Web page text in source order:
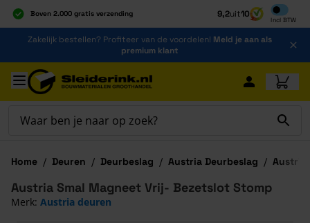
Boven 2.000 gratis verzending
Al 40 jaar dé specialist
Alles onder één dak
9,2uit10
Incl BTW
Inclusief
Ga naar de inhoud
Zakelijk bestellen? Profiteer van de voordelen! Meld je aan als
premium klant
Ga naar hoofdinhoud
Home / Deuren / Deurbeslag / Austria Deurbeslag / Austria
Austria Smal Magneet Vrij- Bezetslot Stomp
Merk: Austria deuren